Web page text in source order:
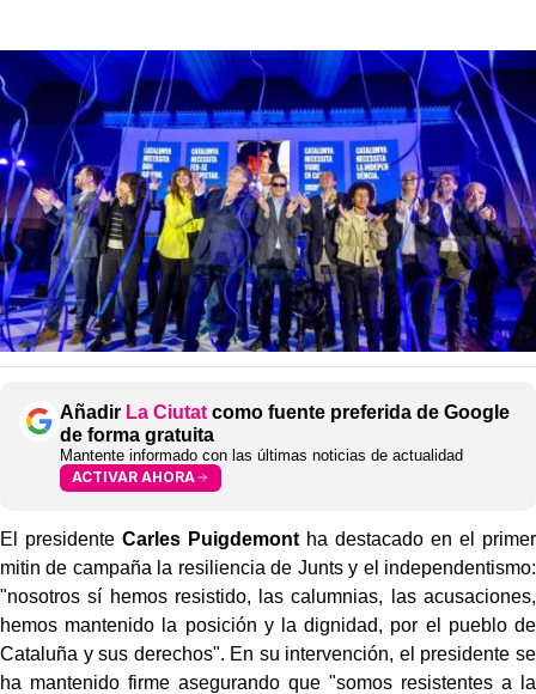
Añadir La Ciutat como fuente preferida de Google
de forma gratuita
Mantente informado con las últimas noticias de actualidad
ACTIVAR AHORA
El presidente Carles Puigdemontha destacado en el primer
mitin de campaña la resiliencia de Junts y el independentismo:
"nosotros sí hemos resistido, las calumnias, las acusaciones,
hemos mantenido la posición y la dignidad, por el pueblo de
Cataluña y sus derechos". En su intervención, el presidente se
ha mantenido firme asegurando que "somos resistentes a la